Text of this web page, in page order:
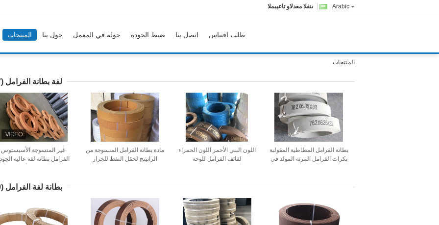
Arabic المبيعات والدعم الفنى
المنتجات حول بنا جولة في المعمل ضبط الجودة اتصل بنا طلب اقتباس
المنتجات
لفة بطانة الفرامل (27)
غير المنسوجة الأسبستوس
الفرامل بطانة لفة عالية
مادة بطانة الفرامل المنسوجة من
الراتينج لحقل النفط للجرار
اللون البني الأحمر اللون الحمراء
لفائف الفرامل للوحة
العاكسة لفائف الفرامل
بطانة الفرامل المطاطية المقولبة
بكرات الفرامل المرنة المولد في
بطانة لفة الفرامل (19)